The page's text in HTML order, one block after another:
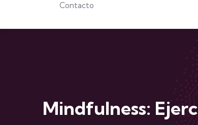
Contacto
Mindfulness: